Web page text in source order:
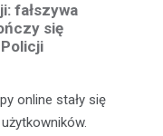
fałszywa
się
online stały się